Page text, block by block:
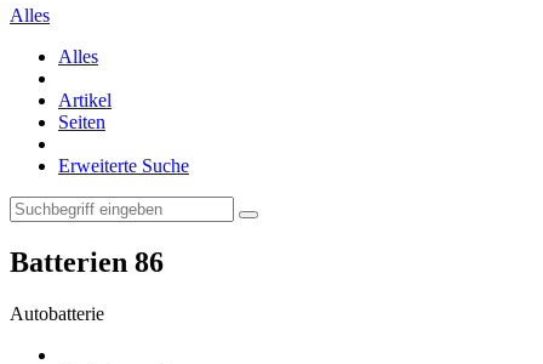
Alles
Alles
Artikel
Seiten
Erweiterte Suche
Batterien 86
Autobatterie